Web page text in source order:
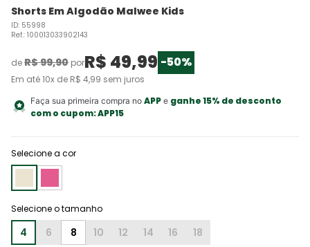
Shorts Em Algodão Malwee Kids
ID: 55998
Ref.: 100013033902143
deR$99,90 porR$ 49,99 -50%
Em até10x de R$ 4,99 sem juros
Faça sua primeira compra no APPe ganhe 15% de desconto
com o cupom:APP15
Selecione a cor
4 6 8 10 12 14 16 18